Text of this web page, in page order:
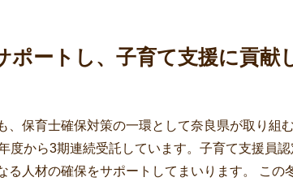
ポートし、子育て支援に貢献
、保育士確保対策の一環として奈良県が取り組
度から3期連続受託しています。子育て支援員
る人材の確保をサポートしてまいります。 この